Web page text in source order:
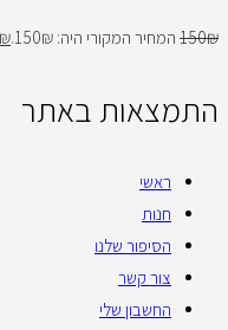
150₪ המחיר המקורי היה: 150₪. ₪
התמצאות באתר
ראשי
חנות
הסיפור שלנו
צור קשר
החשבון שלי